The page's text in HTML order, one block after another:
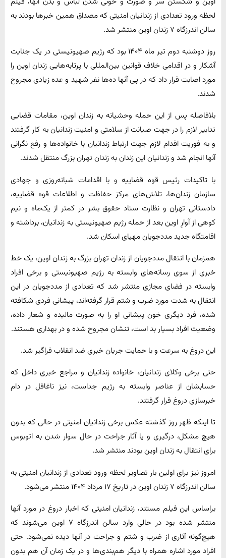
لحظه ورود تعدادی از زندانیان امنیتی که مصداق همین خبرها بودند به
سالن اندرزگاه ۷ زندان اوین منتشر شد.
روز دوشنبه دوم تیر ماه ۱۴۰۴ بود که رژیم صهیونیستی در یک جنایت
آشکار و در اقدامی خلاف قوانین بین‌المللی با پرتابه‌هایی زندان اوین را
مورد اصابت قرار داد که در پی آنها ده‌ها نفر شهید و عده زیادی مجروح
شدند.
بلافاصله پس از این حمله وحشیانه به زندان اوین، مقامات قضایی
تدابیر لازم را در جهت صیانت از سلامتی و امنیت زندانیان به کار گرفتند
و به فوریت اقدام لازم جهت ارتباط زندانیان با خانواده‌ها و رفع نگرانی
آنها انجام شد و زندانیان این زندان به زندان تهران بزرگ منتقل شدند.
با تاکیدات رئیس قوه قضاییه و با اقدامات شبانه‌روزی و جهادی
سازمان زندان‌ها، تلاش‌های مرکز حفاظت و اطلاعات قوه قضاییه،
دادستانی تهران و نظارت ستاد حقوق بشر در کمتر از یک‌ماه و نیم
کوهی از آوارِ اوین بعد از حمله رژیم صهیونیستی به زندانیان، برداشته و
اقامتگاه جدید مددجویان مهیای اسکان شد.
همزمان با انتقال مددجویان از زندان تهران بزرگ به زندان اوین، یک خط
خبری از سوی رسانه‌های وابسته به رژیم صهیونیستی و برخی افراد
وابسته در فضای مجازی منتشر شد که تعدادی از مددجویان در این
انتقال به شدت مورد ضرب و شتم قرار گرفته‌اند، پیشانی فردی شکافته
شده، فرد دیگری خون پیشانی او را به صورت مالیده و شعار داده،
وضعیت افراد بسیار بد است، تنشان مجروح شده و در بهداری هستند.
این دروغ به سرعت و با حمایت جریان خبری ضد انقلاب فراگیر شد.
حتی برخی وکلای زندانیان، خانواده زندانیان و مراجع خبری داخل که
حسابشان از عناصر وابسته به رژیم جداست، نیز ناغافل در دام
خبرسازی دروغ قرار گرفتند.
تا اینکه ظهر روز گذشته عکس برخی زندانیان امنیتی در حالی که بدون
هیچ مشکل، درگیری و یا آثار جراحت در حال سوار شدن به اتوبوس
برای انتقال به زندان اوین بودند منتشر شد.
امروز نیز برای اولین بار تصاویر لحظه ورود تعدادی از زندانیان امنیتی به
سالن اندرزگاه ۷ زندان اوین در تاریخ ۱۷ مرداد ۱۴۰۴ منتشر می‌شود.
براساس این فیلم مستند، زندانیان امنیتی که اخبار دروغ در مورد آنها
منتشر شده بود در حالی وارد سالن اندرزگاه ۷ اوین می‌شوند که
هیچ‌گونه آثاری از ضرب و شتم و جراحت در آنها دیده نمی‌شود. حتی
افراد مورد اشاره همراه با دیگر هم‌بندی‌ها و در یک زمان آن هم بدون